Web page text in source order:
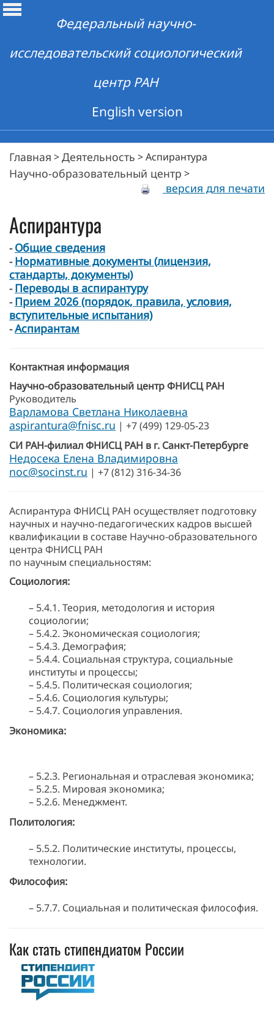
Федеральный научно-
исследовательский социологический
центр РАН
English version
Главная >Деятельность >
Научно-образовательный центр >
Аспирантура
версия для печати
Аспирантура
-Общие сведения
-Нормативные документы (лицензия,
стандарты, документы)
-Переводы в аспирантуру
-Прием 2026 (порядок, правила, условия,
вступительные испытания)
-Аспирантам
Контактная информация
Научно-образовательный центр ФНИСЦ РАН
Руководитель
Варламова Светлана Николаевна
aspirantura@fnisc.ru | +7 (499) 129-05-23
СИ РАН-филиал ФНИСЦ РАН в г. Санкт-Петербурге
Недосека Елена Владимировна
noc@socinst.ru | +7 (812) 316-34-36
Аспирантура ФНИСЦ РАН осуществляет подготовку
научных и научно-педагогических кадров высшей
квалификации в составе Научно-образовательного
центра ФНИСЦ РАН
по научным специальностям:
Социология:
– 5.4.1. Теория, методология и история
социологии;
– 5.4.2. Экономическая социология;
– 5.4.3. Демография;
– 5.4.4. Социальная структура, социальные
институты и процессы;
– 5.4.5. Политическая социология;
– 5.4.6. Социология культуры;
– 5.4.7. Социология управления.
Экономика:
– 5.2.3. Региональная и отраслевая экономика;
– 5.2.5. Мировая экономика;
– 5.2.6. Менеджмент.
Политология:
– 5.5.2. Политические институты, процессы,
технологии.
Философия:
– 5.7.7. Социальная и политическая философия.
Как стать стипендиатом России